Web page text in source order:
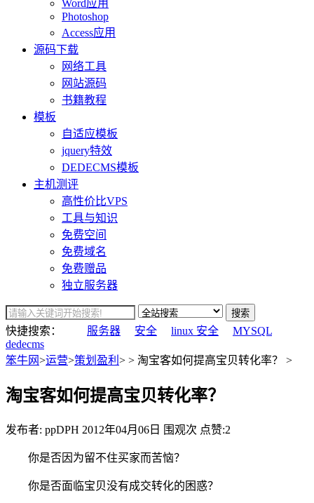
Word应用
Photoshop
Access应用
源码下载
网络工具
网站源码
书籍教程
模板
自适应模板
jquery特效
DEDECMS模板
主机测评
高性价比VPS
工具与知识
免费空间
免费域名
免费赠品
独立服务器
搜索
快捷搜索： 服务器 安全 linux 安全
MYSQL
dedecms
笨牛网>运营>策划盈利 > > 淘宝客如何提高宝贝转化率？ >
淘宝客如何提高宝贝转化率？
发布者: ppDPH 2012年04月06日 围观次 点赞:2
你是否因为留不住买家而苦恼？
你是否面临宝贝没有成交转化的困惑？